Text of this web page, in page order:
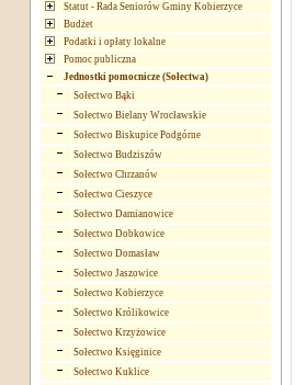
Statut - Rada Seniorów Gminy Kobierzyce
Budżet
Podatki i opłaty lokalne
Pomoc publiczna
Jednostki pomocnicze (Sołectwa)
Sołectwo Bąki
Sołectwo Bielany Wrocławskie
Sołectwo Biskupice Podgórne
Sołectwo Budziszów
Sołectwo Chrzanów
Sołectwo Cieszyce
Sołectwo Damianowice
Sołectwo Dobkowice
Sołectwo Domasław
Sołectwo Jaszowice
Sołectwo Kobierzyce
Sołectwo Królikowice
Sołectwo Krzyżowice
Sołectwo Księginice
Sołectwo Kuklice